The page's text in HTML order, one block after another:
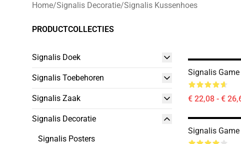
Home/Signalis Decoratie/Signalis Kussenhoes
PRODUCTCOLLECTIES
Signalis Doek
Signalis Toebehoren
Signalis Zaak
Signalis Decoratie
Signalis Posters
Signalis
€ 22,08 - €
Signalis